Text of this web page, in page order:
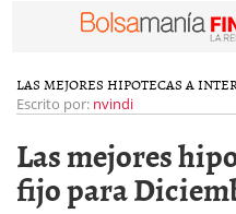
LAS MEJORES HIPOTECAS A
Escrito por: nvindi
Las mejores
fijo para